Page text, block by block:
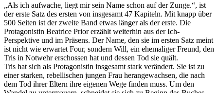
„Als ich aufwache, liegt mir sein Name schon auf der Zunge.“, ist
der erste Satz des ersten von insgesamt 47 Kapiteln. Mit knapp über
500 Seiten ist der zweite Band etwas länger als der erste. Die
Protagonistin Beatrice Prior erzählt weiterhin aus der Ich-
Perspektive und im Präsens. Der Name, den sie im ersten Satz meint
ist nicht wie erwartet Four, sondern Will, ein ehemaliger Freund, den
Tris in Notwehr erschossen hat und dessen Tod sie quält.
Tris hat sich als Protagonistin insgesamt stark verändert. Sie ist zu
einer starken, rebellischen jungen Frau herangewachsen, die nach
dem Tod ihrer Eltern ihre eigenen Wege finden muss. Um den